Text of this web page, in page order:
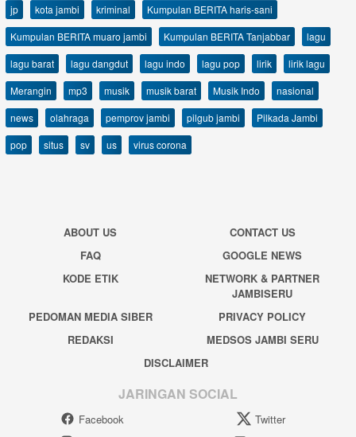
jp
kota jambi kriminal
Kumpulan BERITA haris-sani
Kumpulan BERITA muaro jambi
Kumpulan BERITA Tanjabbar
lagu
lagu barat
lagu dangdut lagu indo lagu pop lirik
lirik lagu
Merangin
mp3 musik musik barat Musik Indo
nasional
news
olahraga pemprov jambi pilgub jambi
Pilkada Jambi
pop
situs sv us virus corona
ABOUT US
CONTACT US
FAQ
GOOGLE NEWS
KODE ETIK
NETWORK & PARTNER
JAMBISERU
PEDOMAN MEDIA SIBER
PRIVACY POLICY
REDAKSI
MEDSOS JAMBI SERU
DISCLAIMER
JARINGAN SOCIAL
Facebook
Twitter